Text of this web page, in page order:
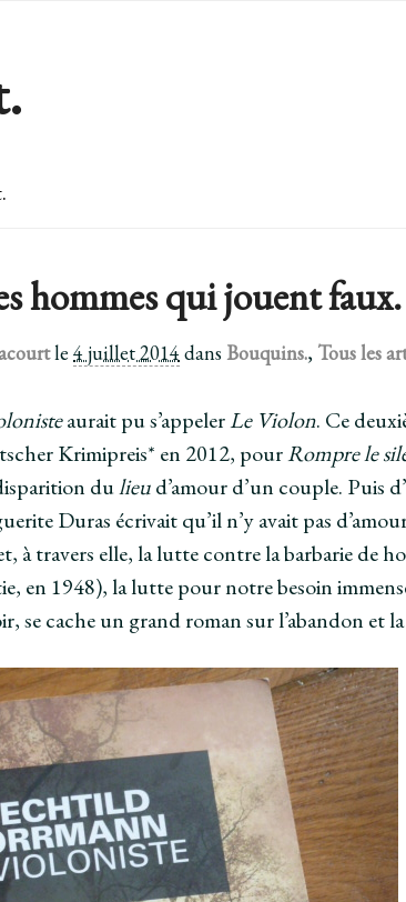
hommes qui jouent faux.
le 4 juillet 2014 dans Bouquins., Tous les
aurait pu s’appelerLe Violon. Ce
Krimipreis* en 2012, pourRompre le
dulieud’amour d’un couple. Puis
Duras écrivait qu’il n’y avait pas
à travers elle, la lutte contre la barbarie de
en 1948), la lutte pour notre besoin
se cache un grand roman sur l’abandon et